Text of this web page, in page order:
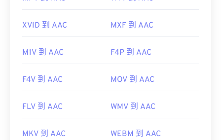
XVID 到 AAC MXF 到 AAC
M1V 到 AAC F4P 到 AAC
F4V 到 AAC MOV 到 AAC
FLV 到 AAC WMV 到 AAC
MKV 到 AAC WEBM 到 AAC